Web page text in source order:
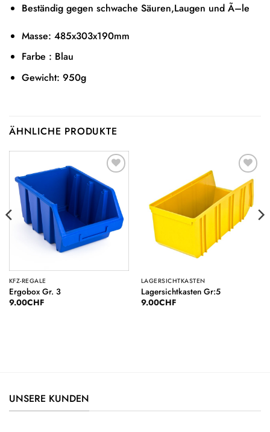
Beständig gegen schwache Säuren,Laugen und Ã–le
Masse: 485x303x190mm
Farbe : Blau
Gewicht: 950g
ÄHNLICHE PRODUKTE
Auf die
Wunschliste
KFZ-REGALE
Ergobox Gr. 3
9.00CHF
Auf die
Wunschliste
LAGERSICHTKASTEN
Lagersichtkasten Gr:5
9.00CHF
UNSERE KUNDEN